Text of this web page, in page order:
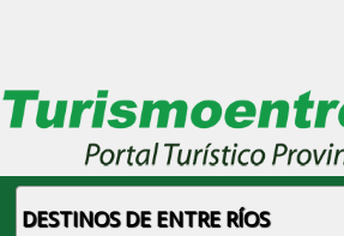
DESTINOS DE ENTRE RÍOS